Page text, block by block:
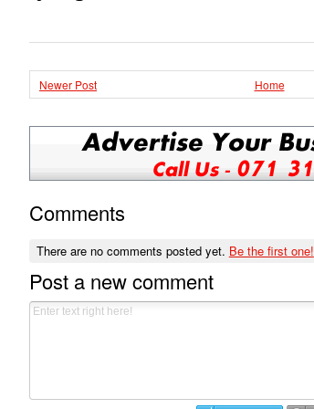
Newer Post Home
Comments
There are no comments posted yet. Be the first one!
Post a new comment